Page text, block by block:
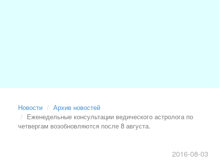
Новости
Архив новостей
Еженедельные консультации ведического астролога по
четвергам возобновляются после 8 августа.
2016-08-03